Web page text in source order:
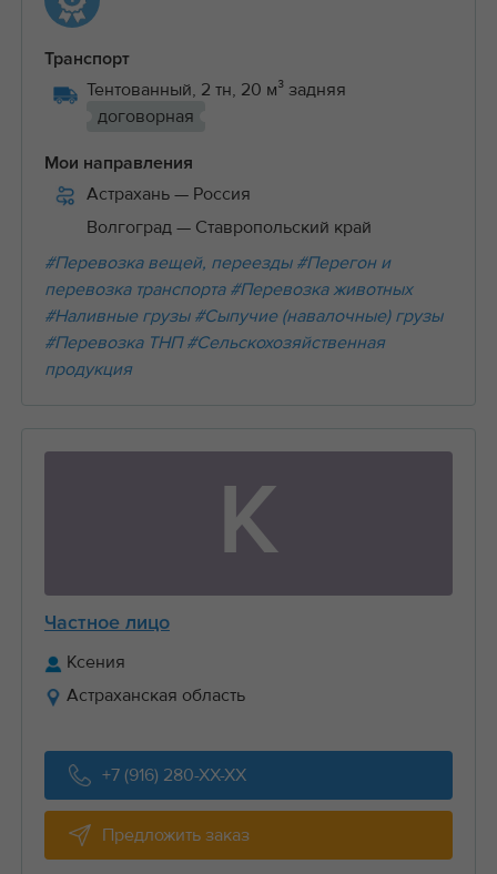
Транспорт
Тентованный, 2 тн, 20 м³ задняя
договорная
Мои направления
Астрахань — Россия
Волгоград — Ставропольский край
#Перевозка вещей, переезды #Перегон и
перевозка транспорта #Перевозка животных
#Наливные грузы #Сыпучие (навалочные) грузы
#Перевозка ТНП #Сельскохозяйственная
продукция
К
Частное лицо
Ксения
Астраханская область
+7 (916) 280-XX-XX
Предложить заказ